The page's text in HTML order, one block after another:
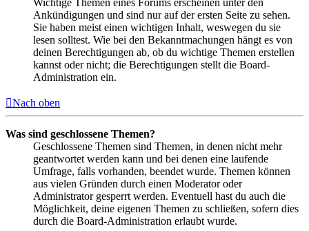
Ankündigungen und sind nur auf der ersten Seite zu sehen.
Sie haben meist einen wichtigen Inhalt, weswegen du sie
lesen solltest. Wie bei den Bekanntmachungen hängt es von
deinen Berechtigungen ab, ob du wichtige Themen erstellen
kannst oder nicht; die Berechtigungen stellt die Board-
Administration ein.
Nach oben
Was sind geschlossene Themen?
Geschlossene Themen sind Themen, in denen nicht mehr
geantwortet werden kann und bei denen eine laufende
Umfrage, falls vorhanden, beendet wurde. Themen können
aus vielen Gründen durch einen Moderator oder
Administrator gesperrt werden. Eventuell hast du auch die
Möglichkeit, deine eigenen Themen zu schließen, sofern dies
durch die Board-Administration erlaubt wurde.